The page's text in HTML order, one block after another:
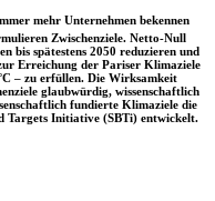
mehr Unternehmen bekennen
Zwischenziele. Netto-Null
bis spätestens 2050 reduzieren und
Erreichung der Pariser Klimaziele
– zu erfüllen. Die Wirksamkeit
glaubwürdig, wissenschaftlich
fundierte Klimaziele die
Targets Initiative (SBTi) entwickelt.